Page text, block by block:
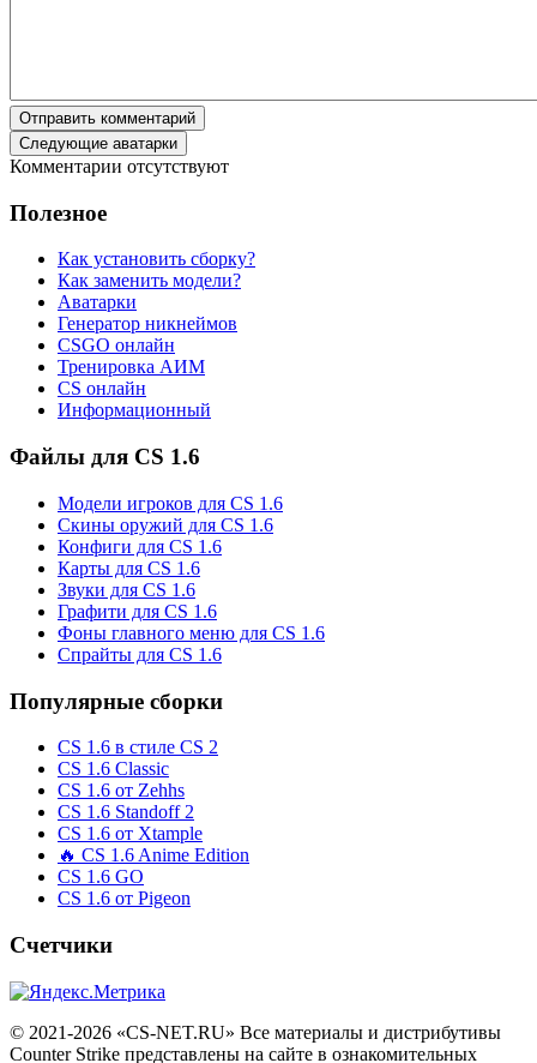
Отправить комментарий
Следующие аватарки
Комментарии отсутствуют
Полезное
Как установить сборку?
Как заменить модели?
Аватарки
Генератор никнеймов
CSGO онлайн
Тренировка АИМ
CS онлайн
Информационный
Файлы для CS 1.6
Модели игроков для CS 1.6
Скины оружий для CS 1.6
Конфиги для CS 1.6
Карты для CS 1.6
Звуки для CS 1.6
Графити для CS 1.6
Фоны главного меню для CS 1.6
Спрайты для CS 1.6
Популярные сборки
CS 1.6 в стиле CS 2
CS 1.6 Classic
CS 1.6 от Zehhs
CS 1.6 Standoff 2
CS 1.6 от Xtample
🔥 CS 1.6 Anime Edition
CS 1.6 GO
CS 1.6 от Pigeon
Счетчики
© 2021-2026 «CS-NET.RU» Все материалы и дистрибутивы
Counter Strike представлены на сайте в ознакомительных